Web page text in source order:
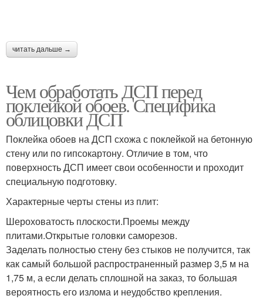
читать дальше →
Чем обработать ДСП перед
поклейкой обоев. Специфика
облицовки ДСП
Поклейка обоев на ДСП схожа с поклейкой на бетонную
стену или по гипсокартону. Отличие в том, что
поверхность ДСП имеет свои особенности и проходит
специальную подготовку.
Характерные черты стены из плит:
Шероховатость плоскости.Проемы между
плитами.Открытые головки саморезов.
Заделать полностью стену без стыков не получится, так
как самый большой распространенный размер 3,5 м на
1,75 м, а если делать сплошной на заказ, то большая
вероятность его излома и неудобство крепления.